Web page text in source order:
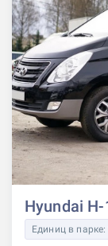
Hyundai
Единиц в парке: